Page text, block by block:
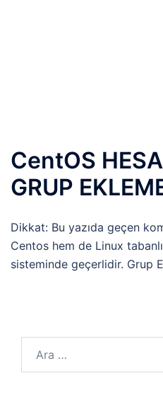
CentOS
GRUP
Dikkat: Bu yazıda geçen
Centos hem de Linux
sisteminde geçerlidir. Grup